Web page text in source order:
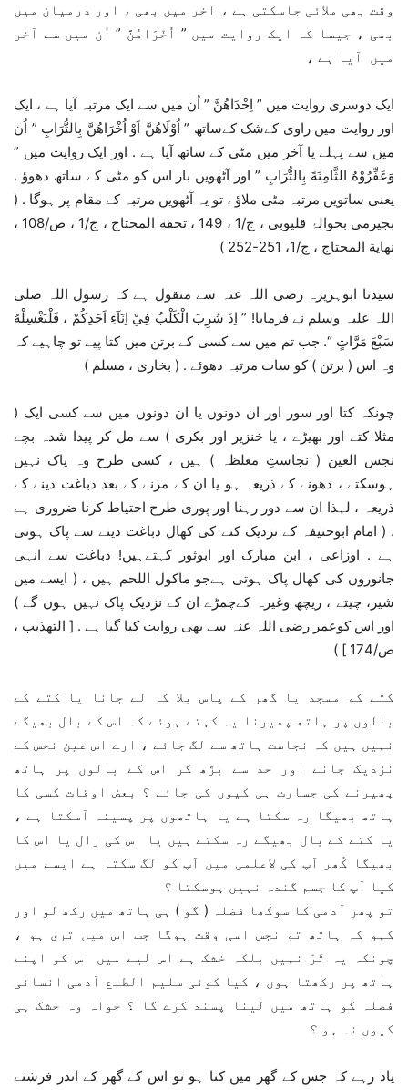
وقت بھی ملائی جاسکتی ہے ، آخر میں بھی ، اور درمیان میں
بھی ، جیسا کہ ایک روایت میں ” اُخْرَاهُنَّ ” اُن میں سے آخر
میں آیا ہے ،
ایک دوسری روایت میں ” اِحْدَاهُنَّ ” اُن میں سے ایک مرتبہ آیا ہے ، ایک
اور روایت میں راوی کےشک کےساتھ ” اُوْلَاهُنَّ اَوْ اُخْرَاهُنَّ بِالتُّرَابِ ” اُن
میں سے پہلے یا آخر میں مٹی کے ساتھ آیا ہے . اور ایک روایت میں ”
وَعَفِّرُوْهُ الثَّامِنَةَ بِالتُّرَابِ ” اور آٹھویں بار اس کو مٹی کے ساتھ دھوؤ .
یعنی ساتویں مرتبہ مٹی ملاؤ ، تو یہ آٹھویں مرتبہ کے مقام پر ہوگا . (
بجیرمی بحوالۂ قلیوبی ، ج/1 ، 149 ، تحفة المحتاج ، ج/1 ، ص/108 ،
نھاية المحتاج ، ج/1، 251-252 )
سیدنا ابوہریرہ رضی اللہ عنہ سے منقول ہے کہ رسول اللہ صلی
اللہ علیہ وسلم نے فرمایا! ” اِذَ شَرِبَ الْكَلْبُ فِيْ اِنَآءِ اَحَدِكُمْ ، فَلْيَغْسِلْهُ
سَبْعَ مَرَّاتٍ “. جب تم میں سے کسی کے برتن میں کتا پیے تو چاہیے کہ
وہ اس ( برتن ) کو سات مرتبہ دھوئے . ( بخاری ، مسلم )
چونکہ کتا اور سور اور ان دونوں یا ان دونوں میں سے کسی ایک (
مثلا کتے اور بھیڑے ، یا خنزیر اور بکری ) سے مل کر پیدا شدہ بچے
نجس العین ( نجاستِ مغلظہ ) ہیں ، کسی طرح وہ پاک نہیں
ہوسکتے ، دھونے کے ذریعہ ہو یا ان کے مرنے کے بعد دباغت دینے کے
ذریعہ ، لہذا ان سے دور رہنا اور پوری طرح احتیاط کرنا ضروری ہے
. ( امام ابوحنیفہ کے نزدیک کتے کی کھال دباغت دینے سے پاک ہوتی
ہے . اوزاعی ، ابن مبارک اور ابوثور کہتےہیں! دباغت سے انہی
جانوروں کی کھال پاک ہوتی ہےجو ماکول اللحم ہیں ، ( ایسے میں
شیر، چیتے ، ریچھ وغیرہ کےچمڑے ان کے نزدیک پاک نہیں ہوں گے )
اور اس کوعمر رضی اللہ عنہ سے بھی روایت کیا گیا ہے . [ التھذیب ،
ص/174 ] )
کتے کو مسجد یا گھر کے پاس بلا کر لے جانا یا کتے کے
بالوں پر ہاتھ پھیرنا یہ کہتے ہوئے کہ اس کے بال بھیگے
نہیں ہیں کہ نجاست ہاتھ سے لگ جائے ، ارے اس عین نجس کے
نزدیک جانے اور حد سے بڑھ کر اس کے بالوں پر ہاتھ
پھیرنے کی جسارت ہی کیوں کی جائے ؟ بعض اوقات کسی کا
ہاتھ بھیگا رہ سکتا ہے یا ہاتھوں پر پسینہ آسکتا ہے ،
یا کتے کے بال بھیگے رہ سکتے ہیں یا اس کی رال یا اس کا
بھیگا کُھر آپ کی لاعلمی میں آپ کو لگ سکتا ہے ایسے میں
کیا آپ کا جسم گندہ نہیں ہوسکتا ؟
تو پھر آدمی کا سوکھا فضلہ ( گو ) ہی ہاتھ میں رکھ لو اور
کہو کہ ہاتھ تو نجس اسی وقت ہوگا جب اس میں تری ہو ،
چونکہ یہ تَرْ نہیں بلکہ خشک ہے اس لیے میں اس کو اپنے
ہاتھ پر رکھتا ہوں ، کیا کوئی سلیم الطبع آدمی انسانی
فضلہ کو ہاتھ میں لینا پسند کرے گا ؟ خواہ وہ خشک ہی
کیوں نہ ہو ؟
یاد رہے کہ جس کے گھر میں کتا ہو تو اس کے گھر کے اندر فرشتے